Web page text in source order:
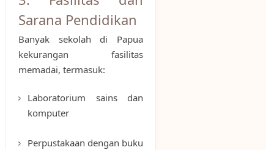
Sarana Pendidikan
Banyak sekolah di Papua
kekurangan fasilitas
memadai, termasuk:
Laboratorium sains dan
komputer
Perpustakaan dengan buku